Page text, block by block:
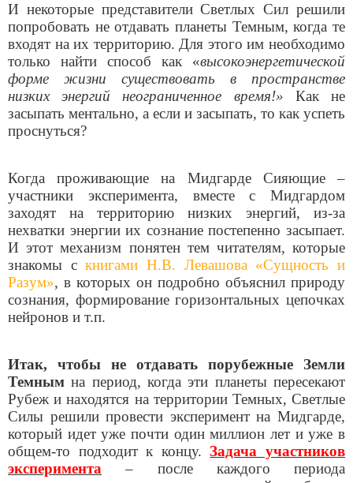
И некоторые представители Светлых Сил решили
попробовать не отдавать планеты Темным, когда те
входят на их территорию. Для этого им необходимо
только найти способ как «высокоэнергетической
форме жизни существовать в пространстве
низких энергий неограниченное время!» Как не
засыпать ментально, а если и засыпать, то как успеть
проснуться?
Когда проживающие на Мидгарде Сияющие –
участники эксперимента, вместе с Мидгардом
заходят на территорию низких энергий, из-за
нехватки энергии их сознание постепенно засыпает.
И этот механизм понятен тем читателям, которые
знакомы скнигами Н.В. Левашова «Сущность и
Разум», в которых он подробно объяснил природу
сознания, формирование горизонтальных цепочках
нейронов и т.п.
Итак, чтобы не отдавать порубежные Земли
Темным на период, когда эти планеты пересекают
Рубеж и находятся на территории Темных, Светлые
Силы решили провести эксперимент на Мидгарде,
который идет уже почти один миллион лет и уже в
общем-то подходит к концу.Задача участников
эксперимента
– после каждого периода